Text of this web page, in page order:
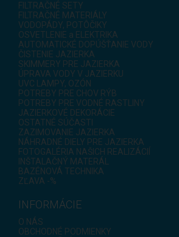
FILTRAČNÉ SETY
FILTRAČNÉ MATERIÁLY
VODOPÁDY, POTÔČIKY
OSVETLENIE a ELEKTRIKA
AUTOMATICKÉ DOPÚŠŤANIE VODY
ČISTENIE JAZIERKA
SKIMMERY PRE JAZIERKA
ÚPRAVA VODY V JAZIERKU
UVC LAMPY, OZÓN
POTREBY PRE CHOV RÝB
POTREBY PRE VODNÉ RASTLINY
JAZIERKOVÉ DEKORÁCIE
OSTATNÉ SÚČASTI
ZAZIMOVANIE JAZIERKA
NÁHRADNÉ DIELY PRE JAZIERKA
FOTOGALÉRIA NAŠICH REALIZÁCIÍ
INŠTALAČNÝ MATERÁL
BAZÉNOVÁ TECHNIKA
ZĽAVA -%
INFORMÁCIE
O NÁS
OBCHODNÉ PODMIENKY